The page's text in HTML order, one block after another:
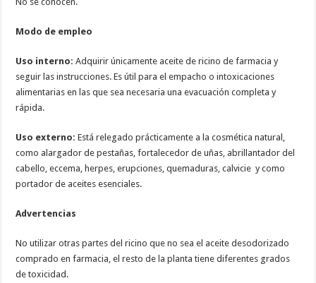
Modo de empleo
Uso interno: Adquirir únicamente aceite de ricino de farmacia y
seguir las instrucciones. Es útil para el empacho o intoxicaciones
alimentarias en las que sea necesaria una evacuación completa y
rápida.
Uso externo: Está relegado prácticamente a la cosmética natural,
como alargador de pestañas, fortalecedor de uñas, abrillantador del
cabello, eccema, herpes, erupciones, quemaduras, calvicie y como
portador de aceites esenciales.
Advertencias
No utilizar otras partes del ricino que no sea el aceite desodorizado
comprado en farmacia, el resto de la planta tiene diferentes grados
de toxicidad.